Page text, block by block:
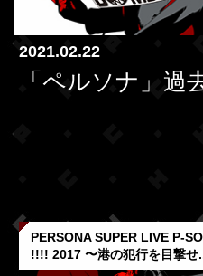
2021.02.22
「ペルソナ」過
PERSONA SUPER LIVE P-
!!!! 2017 〜港の犯行を目撃せ